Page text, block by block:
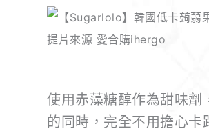
提片來源 愛合購ihergo
使用赤藻糖醇作為甜味劑
的同時，完全不用擔心卡